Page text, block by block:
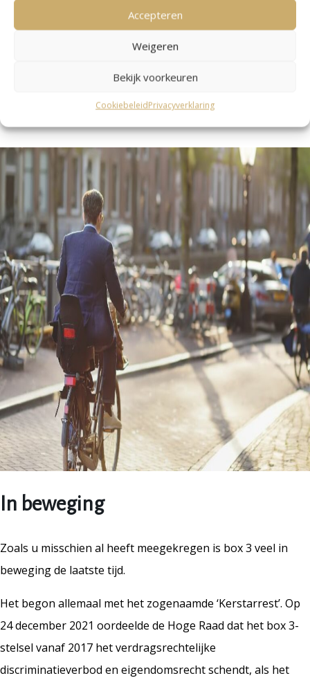
Accepteren
Weigeren
Bekijk voorkeuren
CookiebeleidPrivacyverklaring
Heeft u vermogen in box 3? En is uw werkelijke
de moeite waard zijn om bezwaar te maken tegen uw
definitieve aanslag.
In beweging
Zoals u misschien al heeft meegekregen is box 3 veel in
beweging de laatste tijd.
Het begon allemaal met het zogenaamde ‘Kerstarrest’. Op
24 december 2021 oordeelde de Hoge Raad dat het box 3-
stelsel vanaf 2017 het verdragsrechtelijke
discriminatieverbod en eigendomsrecht schendt, als het